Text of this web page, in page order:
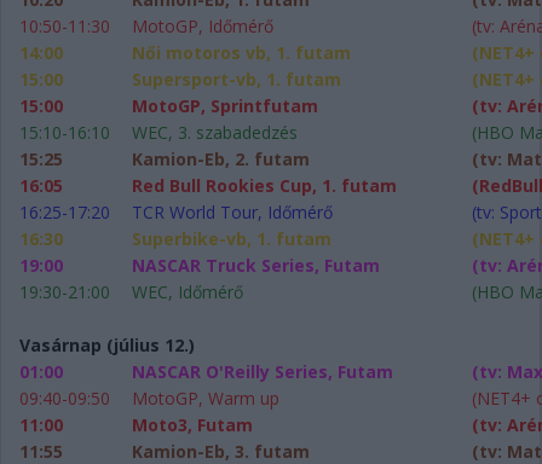
10:50-11:30
MotoGP, Időmérő
(tv:
14:00
Női motoros vb, 1. futam
15:00
Supersport-vb, 1. futam
15:00
MotoGP, Sprintfutam
(tv:
15:10-16:10
WEC, 3. szabadedzés
(HBO
15:25
Kamion-Eb, 2. futam
(tv:
16:05
Red Bull Rookies Cup, 1. futam
16:25-17:20
TCR World Tour, Időmérő
(tv:
16:30
Superbike-vb, 1. futam
19:00
NASCAR Truck Series, Futam
(tv:
19:30-21:00
WEC, Időmérő (HBO
Vasárnap (július 12.)
01:00
NASCAR O'Reilly Series, Futam
(tv:
09:40-09:50
MotoGP, Warm up
(NET4+
11:00
Moto3, Futam
(tv:
11:55
Kamion-Eb, 3. futam
(tv: